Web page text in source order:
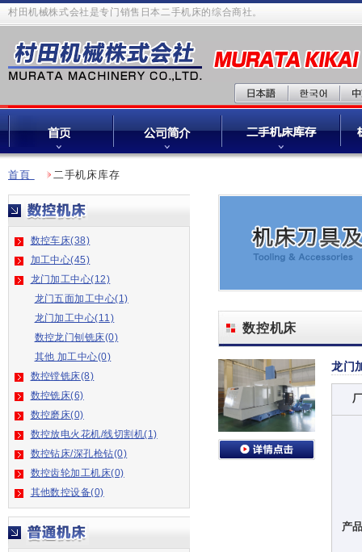
村田机械株式会社是专门销售日本二手机床的综合商社。
首頁 二手机床库存
数控车床(38)
加工中心(45)
龙门加工中心(12)
龙门五面加工中心(1)
龙门加工中心(11)
数控龙门刨铣床(0)
其他 加工中心(0)
数控镗铣床(8)
数控铣床(6)
数控磨床(0)
数控放电火花机/线切割机(1)
数控钻床/深孔枪钻(0)
数控齿轮加工机床(0)
其他数控设备(0)
数控机床
龙门
产